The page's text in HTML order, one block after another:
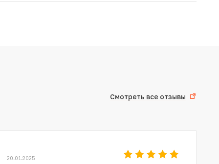
Смотреть все отзывы
20.01.2025